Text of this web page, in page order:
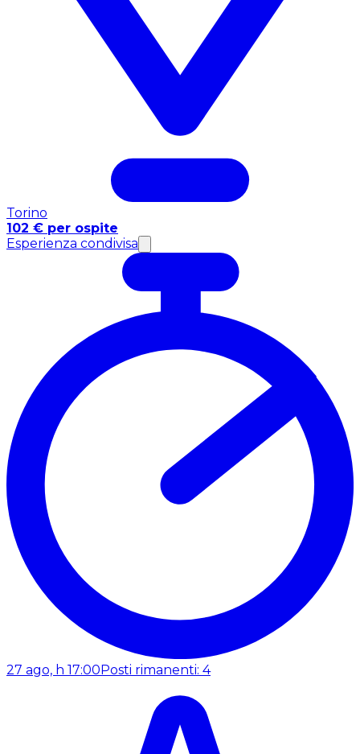
Torino
102 € per ospite
Esperienza condivisa
27 ago, h 17:00Posti rimanenti: 4